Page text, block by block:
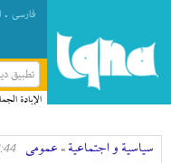
فارسی .
تطبيق
الإبادة
سیاسیة و اجتماعیة » عمومی 11, 2013